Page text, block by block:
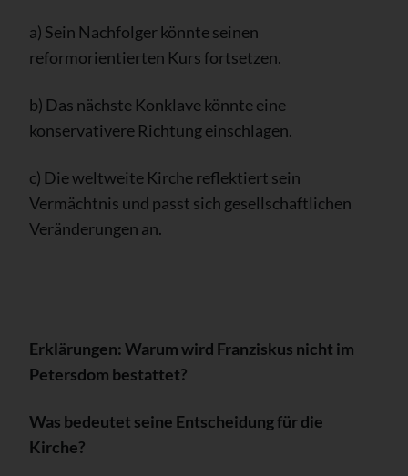
a) Sein Nachfolger könnte seinen
reformorientierten Kurs fortsetzen.
b) Das nächste Konklave könnte eine
konservativere Richtung einschlagen.
c) Die weltweite Kirche reflektiert sein
Vermächtnis und passt sich gesellschaftlichen
Veränderungen an.
Erklärungen: Warum wird Franziskus nicht im
Petersdom bestattet?
Was bedeutet seine Entscheidung für die
Kirche?